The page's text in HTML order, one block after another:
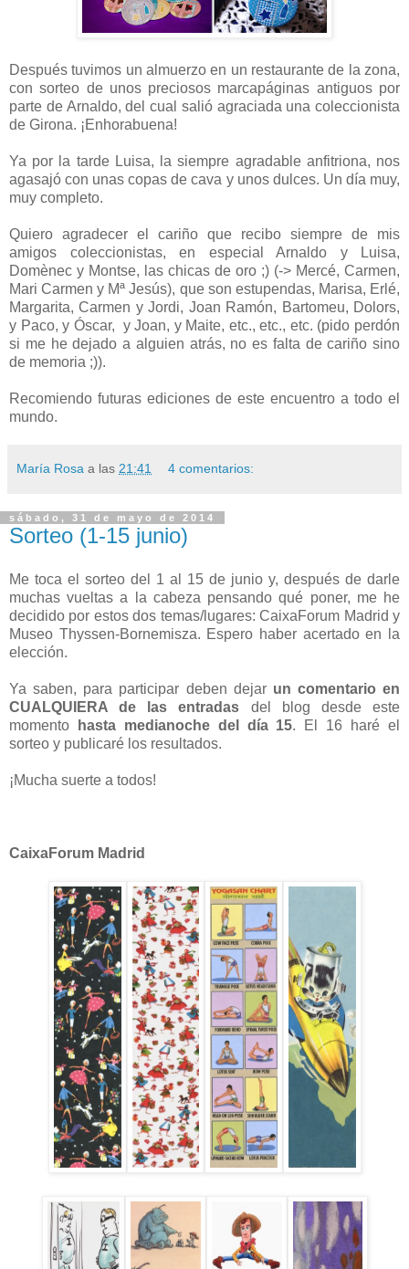
Después tuvimos un almuerzo en un restaurante de la zona,
con sorteo de unos preciosos marcapáginas antiguos por
parte de Arnaldo, del cual salió agraciada una coleccionista
de Girona. ¡Enhorabuena!
Ya por la tarde Luisa, la siempre agradable anfitriona, nos
agasajó con unas copas de cava y unos dulces. Un día muy,
muy completo.
Quiero agradecer el cariño que recibo siempre de mis
amigos coleccionistas, en especial Arnaldo y Luisa,
Domènec y Montse, las chicas de oro ;) (-> Mercé, Carmen,
Mari Carmen y Mª Jesús), que son estupendas, Marisa, Erlé,
Margarita, Carmen y Jordi, Joan Ramón, Bartomeu, Dolors,
y Paco, y Óscar, y Joan, y Maite, etc., etc., etc. (pido perdón
si me he dejado a alguien atrás, no es falta de cariño sino
de memoria ;)).
Recomiendo futuras ediciones de este encuentro a todo el
mundo.
María Rosa a las 21:41 4 comentarios:
sábado, 31 de mayo de 2014
Sorteo (1-15 junio)
Me toca el sorteo del 1 al 15 de junio y, después de darle
muchas vueltas a la cabeza pensando qué poner, me he
decidido por estos dos temas/lugares: CaixaForum Madrid y
Museo Thyssen-Bornemisza. Espero haber acertado en la
elección.
Ya saben, para participar deben dejar un comentario en
CUALQUIERA de las entradas del blog desde este
momento
hasta medianoche del día 15. El 16 haré el
sorteo y publicaré los resultados.
¡Mucha suerte a todos!
CaixaForum Madrid